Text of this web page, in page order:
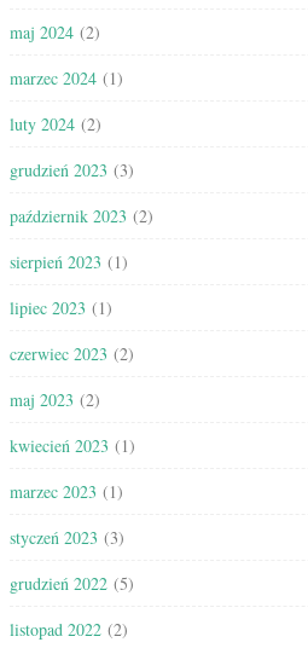
maj 2024 (2)
marzec 2024 (1)
luty 2024 (2)
grudzień 2023 (3)
październik 2023 (2)
sierpień 2023 (1)
lipiec 2023 (1)
czerwiec 2023 (2)
maj 2023 (2)
kwiecień 2023 (1)
marzec 2023 (1)
styczeń 2023 (3)
grudzień 2022 (5)
listopad 2022 (2)